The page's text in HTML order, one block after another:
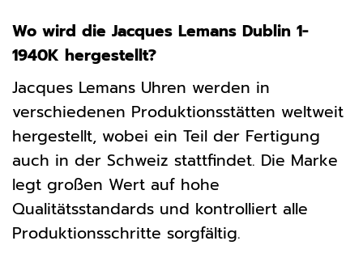
Wo wird die Jacques Lemans Dublin 1-
1940K hergestellt?
Jacques Lemans Uhren werden in
verschiedenen Produktionsstätten weltweit
hergestellt, wobei ein Teil der Fertigung
auch in der Schweiz stattfindet. Die Marke
legt großen Wert auf hohe
Qualitätsstandards und kontrolliert alle
Produktionsschritte sorgfältig.